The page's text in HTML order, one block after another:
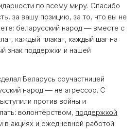
по всему миру. Спасибо
за вашу позицию, за то, что вы не
беларусский народ — вместе с
каждый плакат, каждый шаг на
знак поддержки и нашей
Беларусь соучастницей
народ — не агрессор. С
против войны и
волонтёрством, поддержкой
в акциях и ежедневной работой